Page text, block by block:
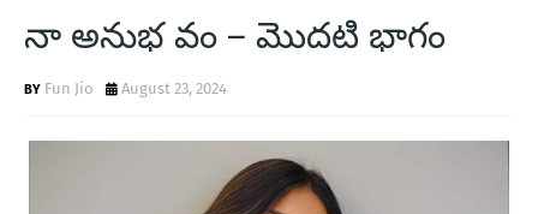
నా అనుభ వం – మొదటి భాగం
Fun Jio August 23, 2024